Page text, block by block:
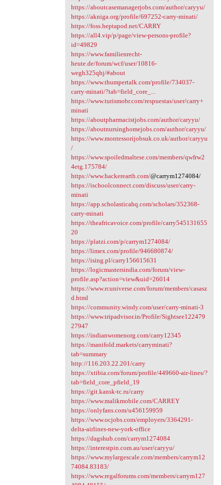
https://aboutcasemanagerjobs.com/author/caryyu/
https://akniga.org/profile/697252-carry-minati/
https://foss.heptapod.net/CARRY
https://all4.vip/p/page/view-persons-profile?
id=49829
https://www.familienrecht-
heute.de/forum/wcf/user/10816-
wegh325qhj/#about
https://www.thumpertalk.com/profile/734037-
carry-minati/?tab=field_core_...
https://www.turismobr.com/respuestas/user/carry+
minati
https://aboutpharmacistjobs.com/author/caryyu/
https://aboutnursinghomejobs.com/author/caryyu/
https://www.montessorijobsuk.co.uk/author/caryyu
/
https://www.spoiledmaltese.com/members/qwfrw2
4etg.175784/
https://www.hackerearth.com/@carrym1274084/
https://ischoolconnect.com/discuss/user/carry-
minati
https://app.scholasticahq.com/scholars/352368-
carry-minati
https://theafricavoice.com/profile/carry545131655
20
https://platzi.com/p/carrym1274084/
https://limex.com/profile/946680874/
https://ising.pl/carry156615631
https://logicmastersindia.com/forum/view-
profile.asp?action=view&uid=26014
https://www.rcuniverse.com/forum/members/casasz
d.html
https://community.windy.com/user/carry-minati-3
https://www.tripadvisor.in/Profile/Sightsee122479
27947
https://indianwomenorg.com/carry12345
https://manifold.markets/carryminati?
tab=summary
http://116.203.22.201/carry
https://xtibia.com/forum/profile/449660-air-lines/?
tab=field_core_pfield_19
https://git.kansk-tc.ru/carry
https://www.malikmobile.com/CARREY
https://onlyfans.com/u456159959
https://www.ocjobs.com/employers/3364291-
delta-airlines-new-york-office
https://dagshub.com/carrym1274084
https://interestpin.com.au/user/caryyu/
https://www.mylargescale.com/members/carrym12
74084.83183/
https://www.regalforums.com/members/carrym127